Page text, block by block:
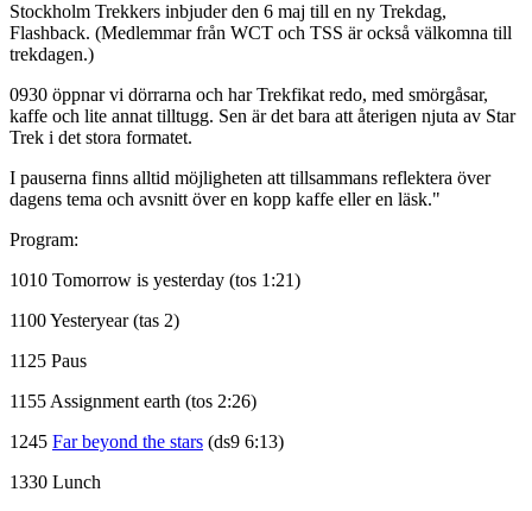
Stockholm Trekkers inbjuder den 6 maj till en ny Trekdag,
Flashback. (Medlemmar från WCT och TSS är också välkomna till
trekdagen.)
0930 öppnar vi dörrarna och har Trekfikat redo, med smörgåsar,
kaffe och lite annat tilltugg. Sen är det bara att återigen njuta av Star
Trek i det stora formatet.
I pauserna finns alltid möjligheten att tillsammans reflektera över
dagens tema och avsnitt över en kopp kaffe eller en läsk."
Program:
1010 Tomorrow is yesterday (tos 1:21)
1100 Yesteryear (tas 2)
1125 Paus
1155 Assignment earth (tos 2:26)
1245 Far beyond the stars (ds9 6:13)
1330 Lunch